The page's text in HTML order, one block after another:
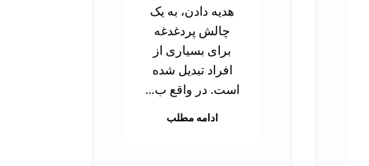
هدیه دادن، به یک
چالش پردغدغه
برای بسیاری از
افراد تبدیل شده
است. در واقع ب...
ادامه مطلب